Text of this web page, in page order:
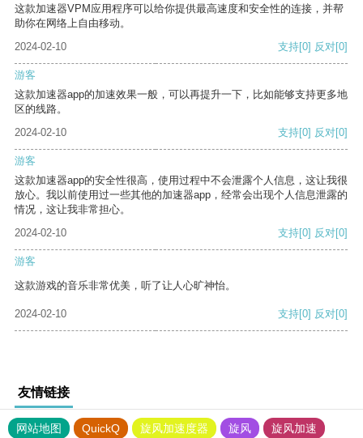
这款加速器VPM应用程序可以给你提供最高速度和安全性的连接，并帮
助你在网络上自由移动。
2024-02-10
支持[0] 反对[0]
游客
这款加速器app的加速效果一般，可以再提升一下，比如能够支持更多地
区的线路。
2024-02-10
支持[0] 反对[0]
游客
这款加速器app的安全性很高，使用过程中不会泄露个人信息，这让我很
放心。我以前使用过一些其他的加速器app，经常会出现个人信息泄露的
情况，这让我非常担心。
2024-02-10
支持[0] 反对[0]
游客
这款游戏的音乐非常优美，听了让人心旷神怡。
2024-02-10 支持[0] 反对[0]
友情链接
网站地图 QuickQ 旋风加速度器 旋风 旋风加速